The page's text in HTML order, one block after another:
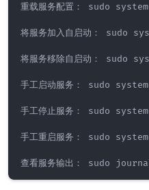
重载服务配置： sudo
将服务加入自启动： sudo
将服务移除自启动： sudo
手工启动服务： sudo
手工停止服务： sudo
手工重启服务： sudo